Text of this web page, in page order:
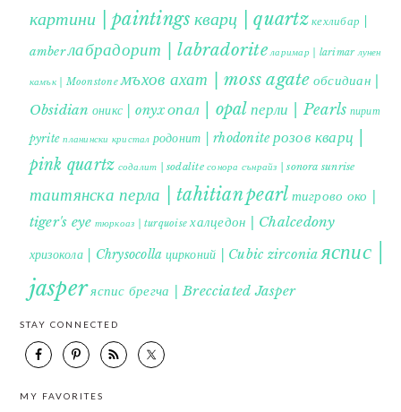
картини | paintings кварц | quartzкехлибар |
amberлабрадорит | labradorite ларимар | larimar лунен
камък | Moonstone мъхов ахат | moss agate обсидиан |
Obsidian оникс | onyxопал | opal перли | Pearls пирит |
pyrite планински кристал родонит | rhodonite розов кварц |
pink quartz содалит | sodalite сонора сънрайз | sonora sunrise
таитянска перла | tahitian pearl тигрово око |
tiger's eye тюркоаз | turquoise халцедон | Chalcedony
хризокола | Chrysocolla цирконий | Cubic zirconia яспис |
jasperяспис брегча | Brecciated Jasper
STAY CONNECTED
MY FAVORITES